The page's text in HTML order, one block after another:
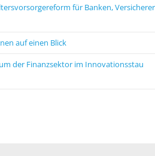
für Banken, Versicherer
auf einen Blick
der Finanzsektor im Innovationsstau